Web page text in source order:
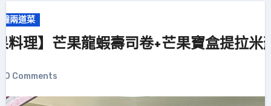
兩道菜
料理】芒果龍蝦壽司卷+芒果寶盒提拉米
0 Comments